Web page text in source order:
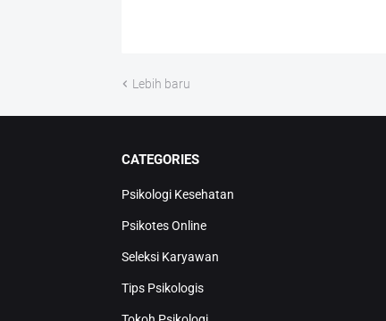
Lebih baru
CATEGORIES
Psikologi Kesehatan
Psikotes Online
Seleksi Karyawan
Tips Psikologis